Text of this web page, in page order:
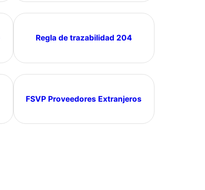
Regla de trazabilidad 204
FSVP Proveedores Extranjeros